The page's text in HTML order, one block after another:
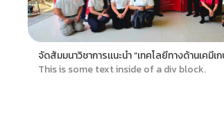
จัดสัมมนาวิชาการเเนะนำ “เทคโลยีทางด้านเ
This is some text inside of a div block.